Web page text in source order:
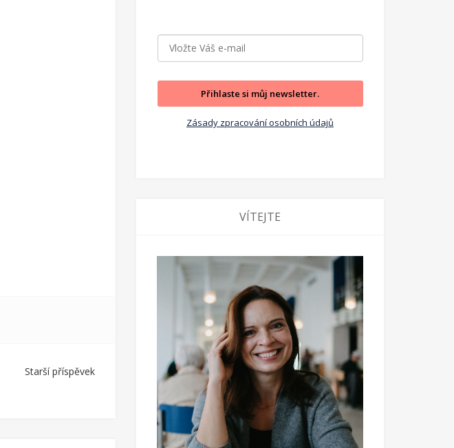
Starší příspěvek
Přihlaste si můj newsletter.
Zásady zpracování osobních údajů
VÍTEJTE